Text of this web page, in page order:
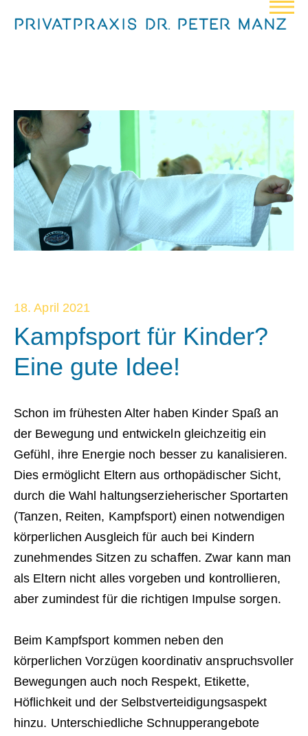
18. April 2021
Kampfsport für Kinder?
Eine gute Idee!
Schon im frühesten Alter haben Kinder Spaß an
der Bewegung und entwickeln gleichzeitig ein
Gefühl, ihre Energie noch besser zu kanalisieren.
Dies ermöglicht Eltern aus orthopädischer Sicht,
durch die Wahl haltungserzieherischer Sportarten
(Tanzen, Reiten, Kampfsport) einen notwendigen
körperlichen Ausgleich für auch bei Kindern
zunehmendes Sitzen zu schaffen. Zwar kann man
als Eltern nicht alles vorgeben und kontrollieren,
aber zumindest für die richtigen Impulse sorgen.
Beim Kampfsport kommen neben den
körperlichen Vorzügen koordinativ anspruchsvoller
Bewegungen auch noch Respekt, Etikette,
Höflichkeit und der Selbstverteidigungsaspekt
hinzu. Unterschiedliche Schnupperangebote